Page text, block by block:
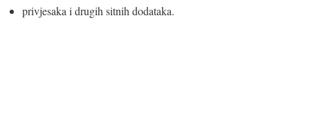
privjesaka i drugih sitnih dodataka.